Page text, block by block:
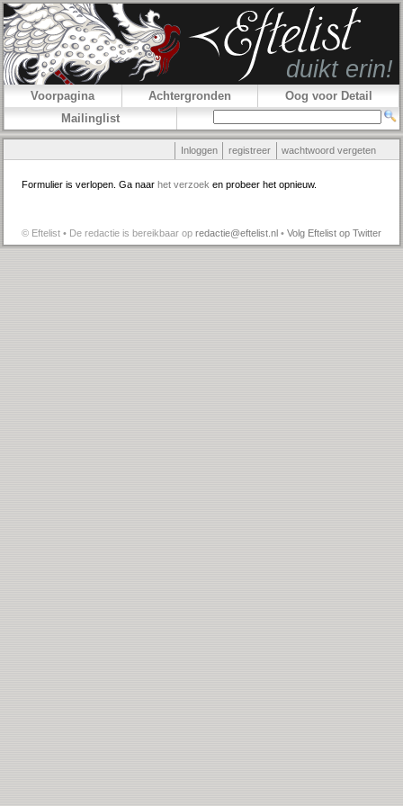
Voorpagina Achtergronden
Oog voor Detail
Mailinglist
Inloggen registreer wachtwoord vergeten
Formulier is verlopen. Ga naar het verzoek en probeer het opnieuw.
© Eftelist • De redactie is bereikbaar op redactie@eftelist.nl • Volg Eftelist op Twitter